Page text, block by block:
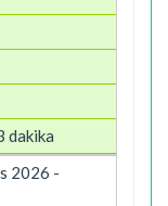
dakika
2026 -